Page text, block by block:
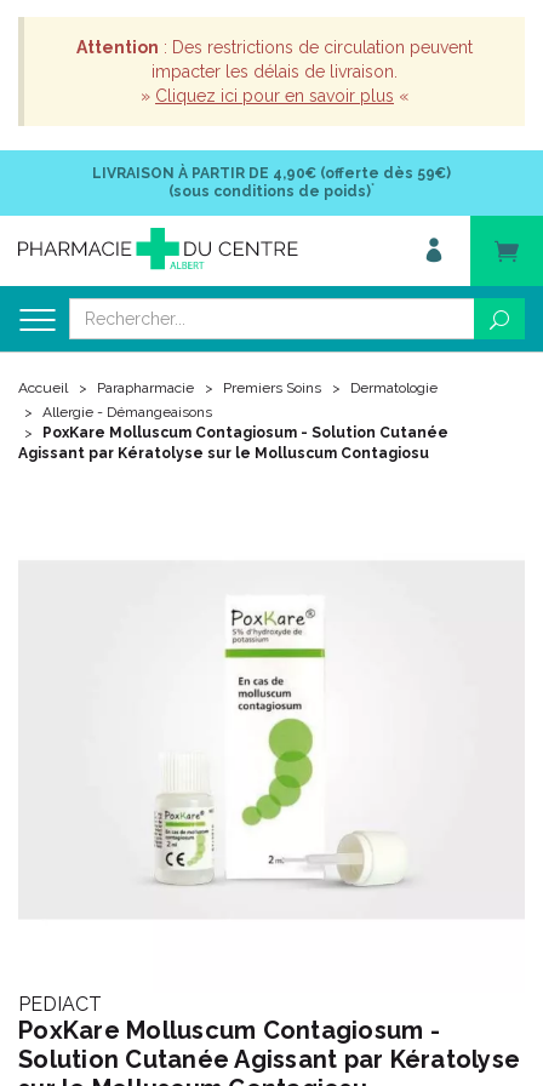
Attention : Des restrictions de circulation peuvent
impacter les délais de livraison.
» Cliquez ici pour en savoir plus «
LIVRAISON À PARTIR DE 4,90€ (offerte dès 59€)
(sous conditions de poids)*
Accueil Parapharmacie Premiers Soins
Dermatologie
Allergie - Démangeaisons
PoxKare Molluscum Contagiosum - Solution Cutanée
Agissant par Kératolyse sur le Molluscum Contagiosu
PEDIACT
PoxKare Molluscum Contagiosum -
Solution Cutanée Agissant par Kératolyse